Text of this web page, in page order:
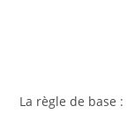
La règle de base :